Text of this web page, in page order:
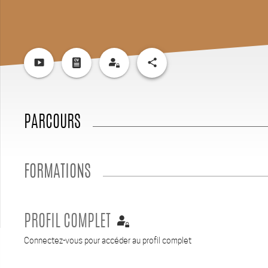
smart_display share
PARCOURS
FORMATIONS
PROFIL COMPLET
Connectez-vous pour accéder au profil complet